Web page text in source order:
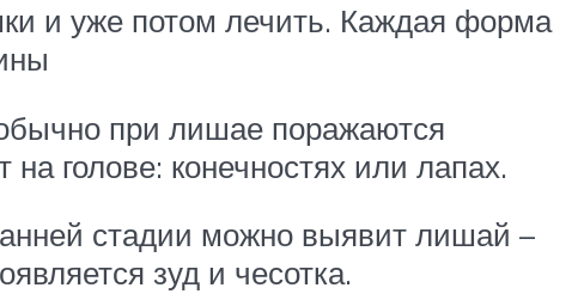
и уже потом лечить. Каждая форма
при лишае поражаются
голове: конечностях или лапах.
стадии можно выявит лишай –
зуд и чесотка.